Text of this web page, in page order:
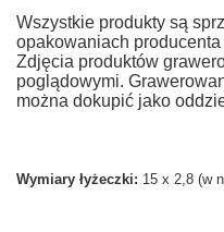
Wszystkie produkty są
opakowaniach
Zdjęcia produktów
poglądowymi.
można dokupić jako
Wymiary łyżeczki: 15 x 2,8 (w